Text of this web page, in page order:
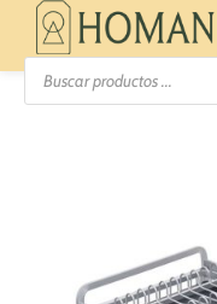
Búsqueda
productos